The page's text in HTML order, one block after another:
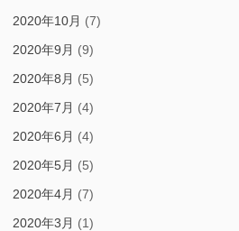
2020年10月 (7)
2020年9月 (9)
2020年8月 (5)
2020年7月 (4)
2020年6月 (4)
2020年5月 (5)
2020年4月 (7)
2020年3月 (1)